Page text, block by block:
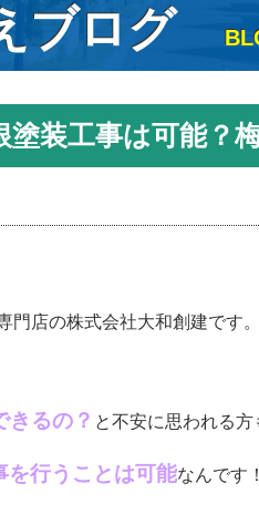
ブログ
塗装工事は可能？
店の株式会社大和創建です。
きるの？ と不安に思われる方
を行うことは可能なんです！